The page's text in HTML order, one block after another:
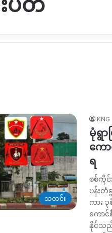
သတင်း
KNG
မုံရွ
ကေ
ရ
စစ်ကိုင်
ပန်းတံ
ကား
ကောင်
နိုင်သ